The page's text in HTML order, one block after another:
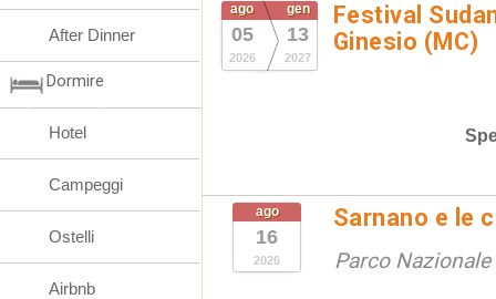
ago
05
2026
gen
13
2027
Festival
Ginesio (MC)
ago
16
2026
Sarnano e le
Parco
After Dinner
Dormire
Hotel
Campeggi
Ostelli
Airbnb